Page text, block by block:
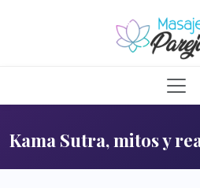
Kama Sutra, mitos y